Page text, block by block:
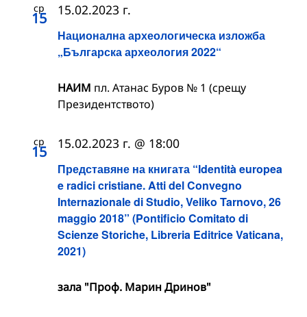
ср
15
Национална археологическа изложба
„Българска археология 2022“
15.02.2023 г.
НАИМ пл. Атанас Буров № 1 (срещу
Президентството)
ср
15
Представяне на книгата “Identità europea
e radici cristiane. Atti del Convegno
Internazionale di Studio, Veliko Tarnovo, 26
maggio 2018” (Pontificio Comitato di
Scienze Storiche, Libreria Editrice Vaticana,
2021)
15.02.2023 г. @ 18:00
зала "Проф. Марин Дринов"